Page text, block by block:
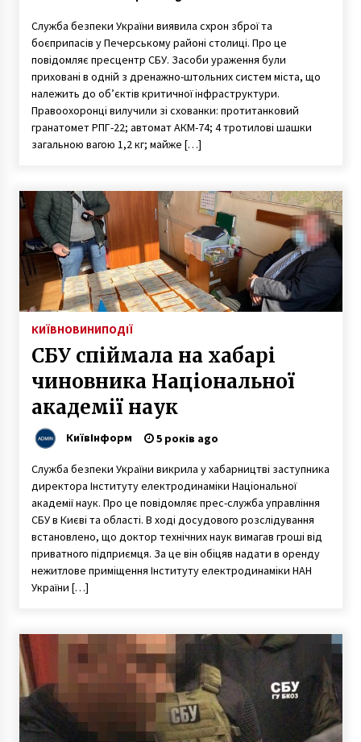
Служба безпеки України виявила схрон зброї та
боєприпасів у Печерському районі столиці. Про це
повідомляє пресцентр СБУ. Засоби ураження були
приховані в одній з дренажно-штольних систем міста, що
належить до об’єктів критичної інфраструктури.
Правоохоронці вилучили зі схованки: протитанковий
гранатомет РПГ-22; автомат АКМ-74; 4 тротилові шашки
загальною вагою 1,2 кг; майже […]
КИЇВНОВИНИПОДІЇ
СБУ спіймала на хабарі
чиновника Національної
академії наук
КиївІнформ 5 років ago
Служба безпеки України викрила у хабарництві заступника
директора Інституту електродинаміки Національної
академії наук. Про це повідомляє прес-служба управління
СБУ в Києві та області. В ході досудового розслідування
встановлено, що доктор технічних наук вимагав гроші від
приватного підприємця. За це він обіцяв надати в оренду
нежитлове приміщення Інституту електродинаміки НАН
України […]